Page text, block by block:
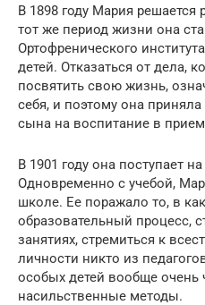
В 1898 году Мария решается
тот же период жизни она
Ортофренического
детей. Отказаться от дела,
посвятить свою жизнь,
себя, и поэтому она
сына на воспитание в
В 1901 году она поступает
Одновременно с учебой,
школе. Ее поражало то, в
образовательный процесс,
занятиях, стремиться к
личности никто из
особых детей вообще очень
насильственные методы.